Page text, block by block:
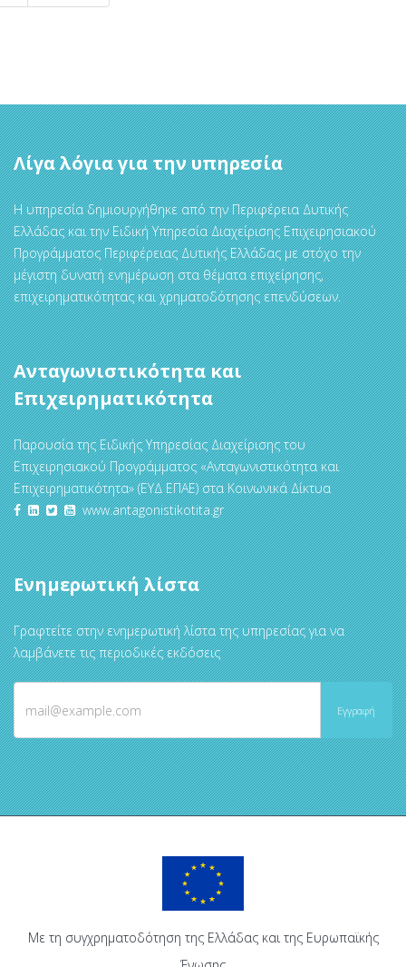
Λίγα λόγια για την υπηρεσία
Η υπηρεσία δημιουργήθηκε από την Περιφέρεια Δυτικής
Ελλάδας και την Ειδική Υπηρεσία Διαχείρισης Επιχειρησιακού
Προγράμματος Περιφέρειας Δυτικής Ελλάδας με στόχο την
μέγιστη δυνατή ενημέρωση στα θέματα επιχείρησης,
επιχειρηματικότητας και χρηματοδότησης επενδύσεων.
Ανταγωνιστικότητα και
Επιχειρηματικότητα
Παρουσία της Ειδικής Υπηρεσίας Διαχείρισης του
Επιχειρησιακού Προγράμματος «Ανταγωνιστικότητα και
Επιχειρηματικότητα» (ΕΥΔ ΕΠΑΕ) στα Κοινωνικά Δίκτυα
www.antagonistikotita.gr
Ενημερωτική λίστα
Γραφτείτε στην ενημερωτική λίστα της υπηρεσίας για να
λαμβάνετε τις περιοδικές εκδόσεις
Με τη συγχρηματοδότηση της Ελλάδας και της Ευρωπαϊκής